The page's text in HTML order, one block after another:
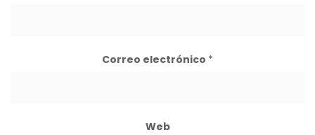
Correo electrónico *
Web